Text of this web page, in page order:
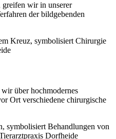
greifen wir in unserer
der bildgebenden
über hochmodernes
Ort verschiedene chirurgische